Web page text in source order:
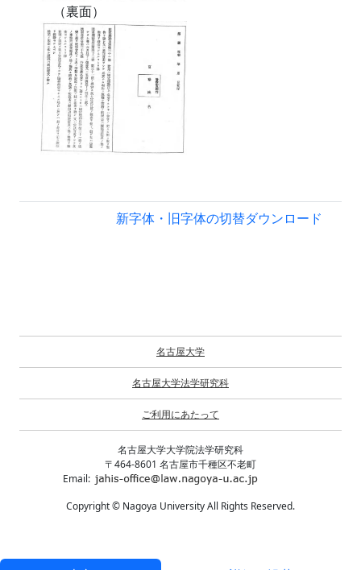
（裏面）
新字体・旧字体の切替ダウンロード
名古屋大学
名古屋大学法学研究科
ご利用にあたって
名古屋大学大学院法学研究科
〒464-8601 名古屋市千種区不老町
Email:
Copyright © Nagoya University All Rights Reserved.